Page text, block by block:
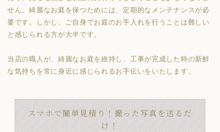
せん。綺麗なお庭を保つためには、定期的なメンテナンスが必
要です。しかし、ご自身でお庭のお手入れを行うことは難しい
と感じられる方が大半です。
当店の職人が、綺麗なお庭を維持し、工事が完成した時の新鮮
な気持ちを常に身近に感じられるお手伝いをいたします。
スマホで簡単見積り！撮った写真を送るだ
け！